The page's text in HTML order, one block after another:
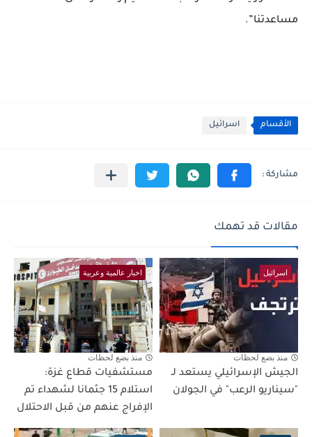
مساعدتنا”.
الأقسام اسرائيل
مقالات قد تهمك
اسرائيل
منذ بضع لحظات
الجيش الإسرائيلي يستعد لـ
"سيناريو الرعب" في الجولان
اخبار عالمية وعربية
منذ بضع لحظات
مستشفيات قطاع غزة:
استلام 15 جثمانا لشهداء تم
الإفراج عنهم من قبل الاحتلال